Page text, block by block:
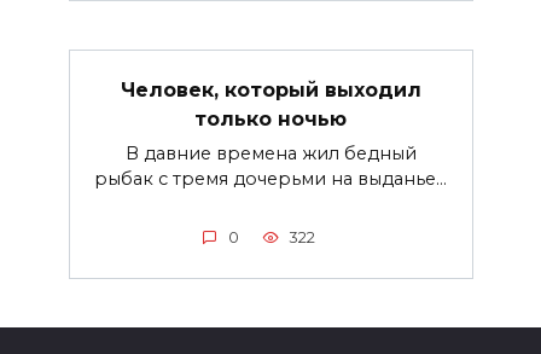
Человек, который выходил
только ночью
В давние времена жил бедный
рыбак с тремя дочерьми на выданье...
0 322